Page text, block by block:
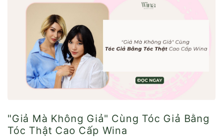
"Giả Mà Không Giả" Cùng Tóc Giả Bằng
Tóc Thật Cao Cấp Wina